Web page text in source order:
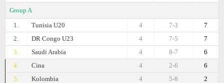
Group A
1.
Tunisia U20 7
7-3
4
2.
DR Congo U23 7
7-5
4
3.
Saudi Arabia 6
8-7
4
4.
Cina 6
2-6
4
5.
Kolombia 2
5-8
4